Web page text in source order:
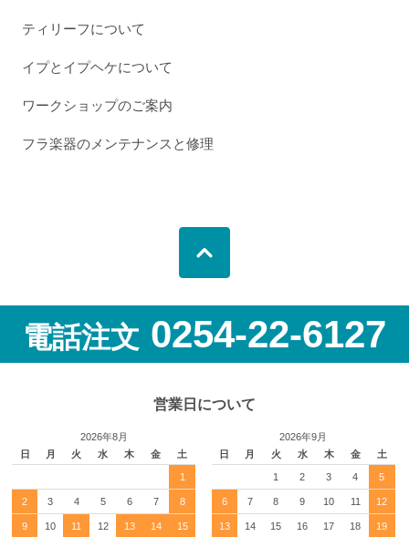
ティリーフについて
イプとイプヘケについて
ワークショップのご案内
フラ楽器のメンテナンスと修理
電話注文 0254-22-6127
営業日について
2026年8月
日
月 火 水 木 金 土
1
2 3 4 5 6 7 8
9 10 11 12 13 14 15
2026年9月
日
月 火 水 木 金 土
1 2 3 4 5
6 7 8 9 10 11 12
13 14 15 16 17 18 19